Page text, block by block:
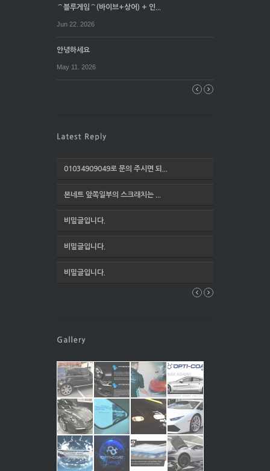
⌒블루게임⌒(바이브+상어) + 인...
Jun 22. 2026
안녕하세요
May 11. 2026
01034909049로 문의 주시면 되...
본네트 앞쪽일부의 스크래치는 ...
비밀글입니다.
비밀글입니다.
비밀글입니다.